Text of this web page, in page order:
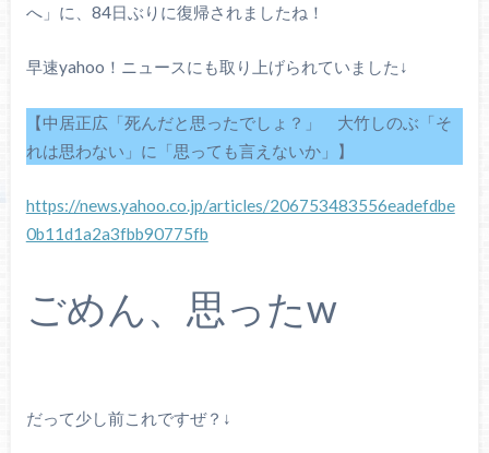
へ」に、84日ぶりに復帰されましたね！
早速yahoo！ニュースにも取り上げられていました↓
【中居正広「死んだと思ったでしょ？」 大竹しのぶ「そ
れは思わない」に「思っても言えないか」】
https://news.yahoo.co.jp/articles/206753483556eadefdbe
0b11d1a2a3fbb90775fb
ごめん、思ったw
だって少し前これですぜ？↓